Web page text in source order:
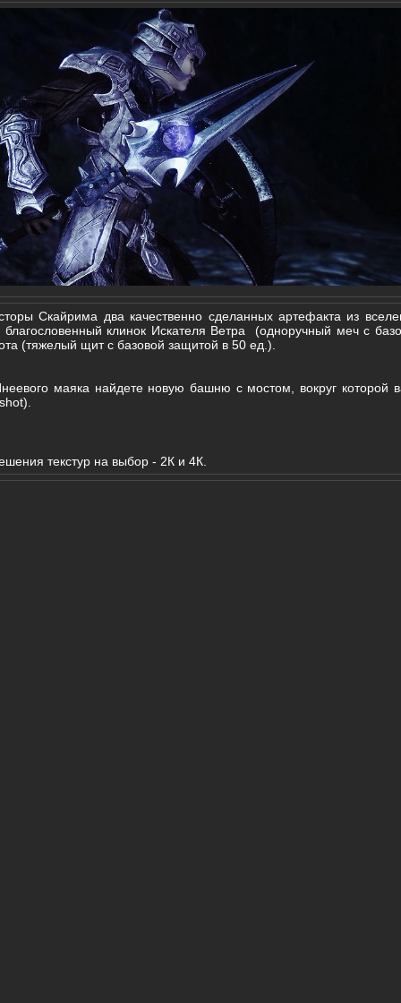
Скайрима два качественно сделанных артефакта из
клинок Искателя Ветра (одноручный меч с
(тяжелый щит с базовой защитой в 50 ед.).
маяка найдете новую башню с мостом, вокруг которой
текстур на выбор - 2К и 4К.